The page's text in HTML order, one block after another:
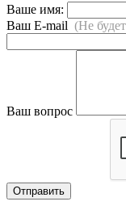
Ваше имя:
Ваш E-mail (Не
Ваш вопрос
Отправить